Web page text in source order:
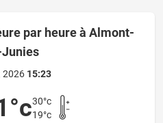
par heure à Almont-
Junies
2026 15:23
30°c
19°c